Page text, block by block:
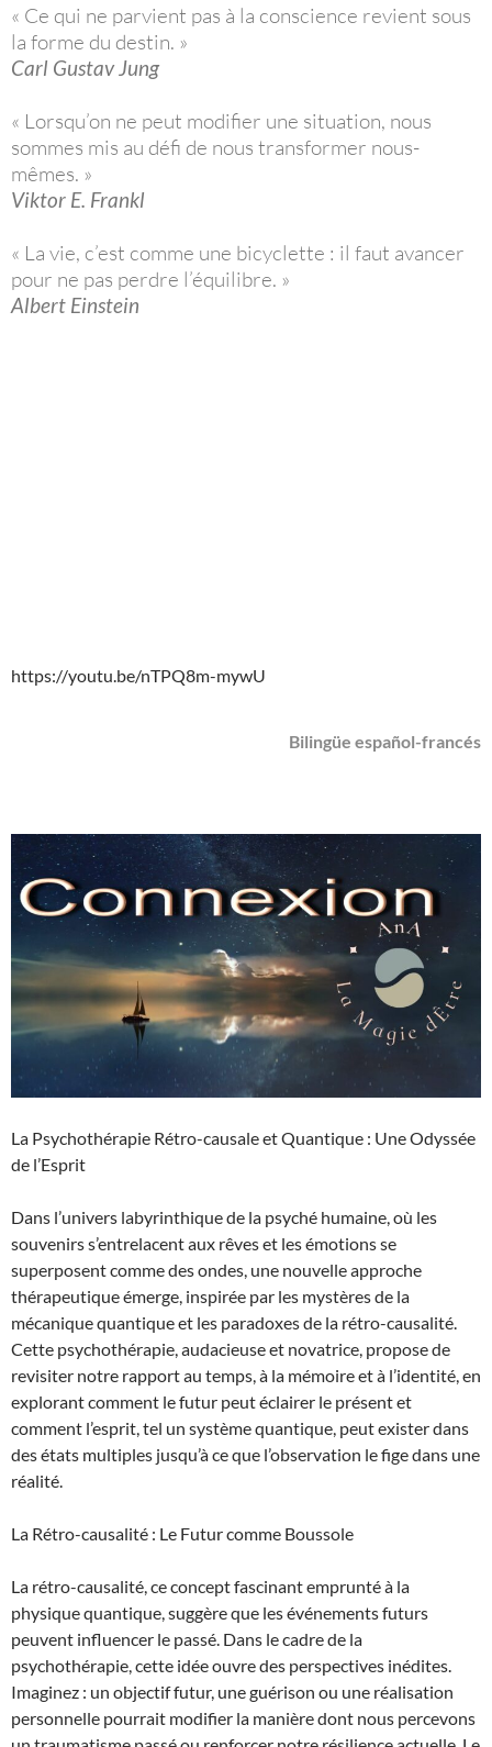
« Ce qui ne parvient pas à la conscience revient sous
la forme du destin. »
Carl Gustav Jung
« Lorsqu’on ne peut modifier une situation, nous
sommes mis au défi de nous transformer nous-
mêmes. »
Viktor E. Frankl
« La vie, c’est comme une bicyclette : il faut avancer
pour ne pas perdre l’équilibre. »
Albert Einstein
https://youtu.be/nTPQ8m-mywU
Bilingüe español-francés
La Psychothérapie Rétro-causale et Quantique : Une Odyssée
de l’Esprit
Dans l’univers labyrinthique de la psyché humaine, où les
souvenirs s’entrelacent aux rêves et les émotions se
superposent comme des ondes, une nouvelle approche
thérapeutique émerge, inspirée par les mystères de la
mécanique quantique et les paradoxes de la rétro-causalité.
Cette psychothérapie, audacieuse et novatrice, propose de
revisiter notre rapport au temps, à la mémoire et à l’identité, en
explorant comment le futur peut éclairer le présent et
comment l’esprit, tel un système quantique, peut exister dans
des états multiples jusqu’à ce que l’observation le fige dans une
réalité.
La Rétro-causalité : Le Futur comme Boussole
La rétro-causalité, ce concept fascinant emprunté à la
physique quantique, suggère que les événements futurs
peuvent influencer le passé. Dans le cadre de la
psychothérapie, cette idée ouvre des perspectives inédites.
Imaginez : un objectif futur, une guérison ou une réalisation
personnelle pourrait modifier la manière dont nous percevons